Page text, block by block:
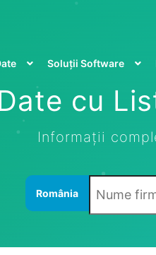
Soluții Software
cu
Informații
România